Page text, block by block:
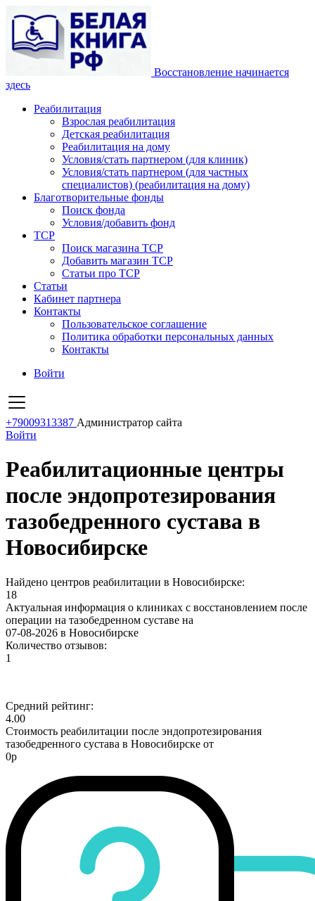
Восстановление начинается
здесь
Реабилитация
Взрослая реабилитация
Детская реабилитация
Реабилитация на дому
Условия/стать партнером (для клиник)
Условия/стать партнером (для частных
специалистов) (реабилитация на дому)
Благотворительные фонды
Поиск фонда
Условия/добавить фонд
ТСР
Поиск магазина ТСР
Добавить магазин ТСР
Статьи про ТСР
Статьи
Кабинет партнера
Контакты
Пользовательское соглашение
Политика обработки персональных данных
Контакты
Войти
+79009313387 Администратор сайта
Войти
Реабилитационные центры
после эндопротезирования
тазобедренного сустава в
Новосибирске
Найдено центров реабилитации в Новосибирске:
18
Актуальная информация о клиниках с восстановлением после
операции на тазобедренном суставе на
07-08-2026 в Новосибирске
Количество отзывов:
1
Средний рейтинг:
4.00
Стоимость реабилитации после эндопротезирования
тазобедренного сустава в Новосибирске от
0р